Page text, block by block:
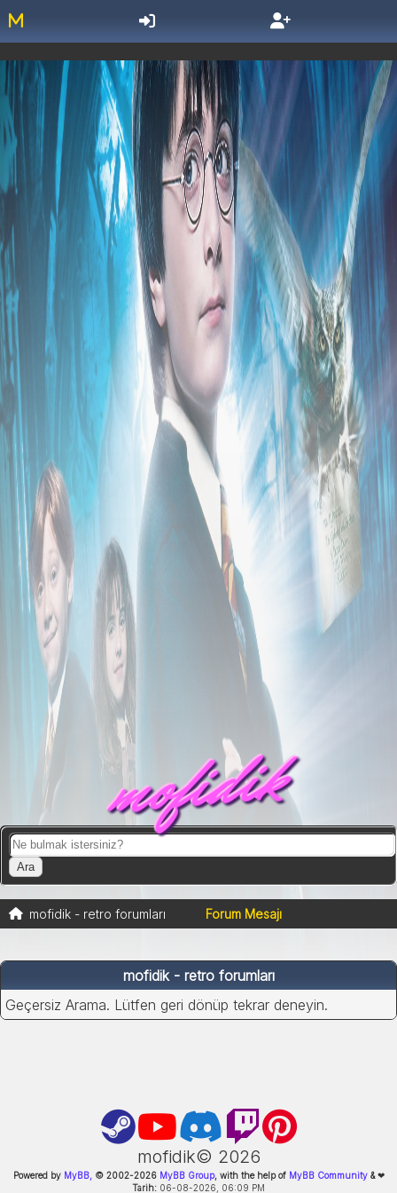
mofidik
mofidik - retro forumları Forum Mesajı
mofidik - retro forumları
Geçersiz Arama. Lütfen geri dönüp tekrar deneyin.
mofidik© 2026
Powered by MyBB, © 2002-2026MyBB Group, with the help of MyBB Community&❤
Tarih: 06-08-2026, 06:09 PM